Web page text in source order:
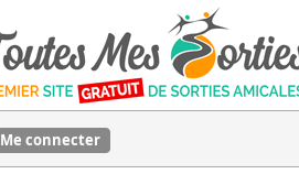
Me connecter